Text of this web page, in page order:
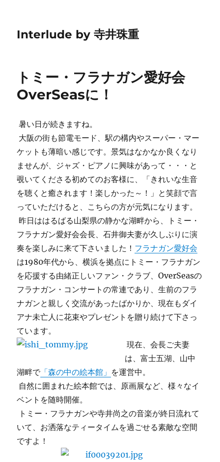
Interlude by 寺井珠重
トミー・フラナガン愛好会
OverSeasに！
暑い日が続きますね。
大阪の街も節電モード、駅の構内やスーパー・マー
ケットも薄暗い感じです。景気はなかなか良くなり
ませんが、ジャズ・ピアノに興味があって・・・と
覗いてくださる初めてのお客様に、「きれいな生音
を聴くと癒されます！楽しかった～！」と笑顔で言
っていただけると、こちらの方が元気になります。
昨日ははるばる山梨県の静かな湖畔から、トミー・
フラナガン愛好会会長、石井御夫妻が久しぶりに演
奏を楽しみに来て下さいました！ フラナガン愛好会
は1980年代から、横浜を拠点にトミー・フラナガン
を応援する由緒正しいファン・クラブ、OverSeasの
フラナガン・コンサートの常連であり、生前のフラ
ナガンと親しく交流があったばかりか、現在もダイ
アナ未亡人に花束やプレゼントを贈り続けて下さっ
ています。
現在、会長ご夫妻
は、富士五湖、山中
湖畔で「森の中の絵本館」 を運営中。
自然に囲まれた絵本館では、原画展など、様々なイ
ベントを随時開催。
トミー・フラナガンや寺井尚之の音楽が終日流れて
いて、お洒落なティータイムを過ごせる素敵な空間
ですよ！